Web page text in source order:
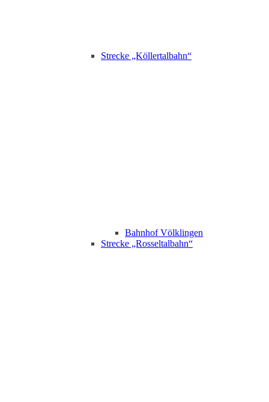
Strecke „Köllertalbahn“
Bahnhof Völklingen
Strecke „Rosseltalbahn“